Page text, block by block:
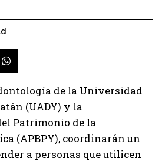
de la Universidad
(UADY) y la
Patrimonio de la
(APBPY), coordinarán un
a personas que utilicen